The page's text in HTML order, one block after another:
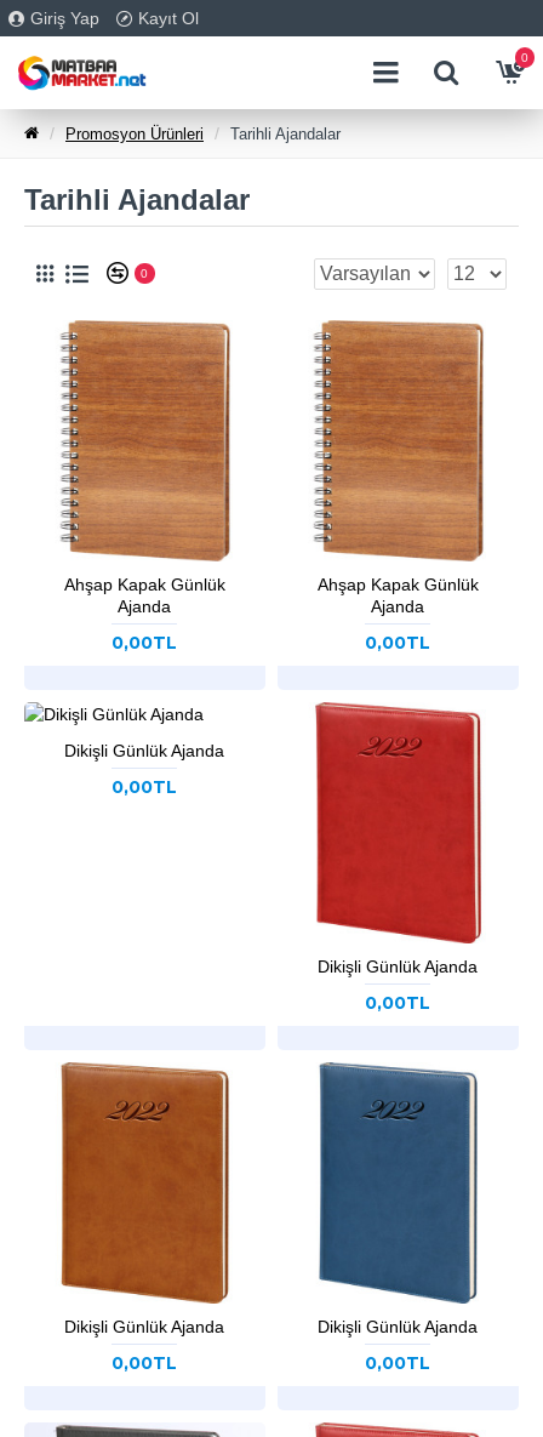
Giriş Yap Kayıt Ol
0
Promosyon Ürünleri Tarihli Ajandalar
Tarihli Ajandalar
0
Ahşap Kapak Günlük
Ajanda
0,00TL
Ahşap Kapak Günlük
Ajanda
0,00TL
Dikişli Günlük Ajanda
0,00TL
Dikişli Günlük Ajanda
0,00TL
Dikişli Günlük Ajanda
0,00TL
Dikişli Günlük Ajanda
0,00TL